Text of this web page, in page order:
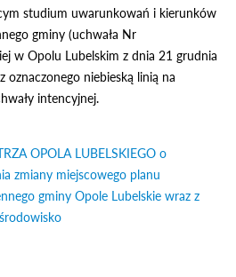
studium uwarunkowań i kierunków
gminy (uchwała Nr
w Opolu Lubelskim z dnia 21 grudnia
oznaczonego niebieską linią na
intencyjnej.
OPOLA LUBELSKIEGO o
zmiany miejscowego planu
gminy Opole Lubelskie wraz z